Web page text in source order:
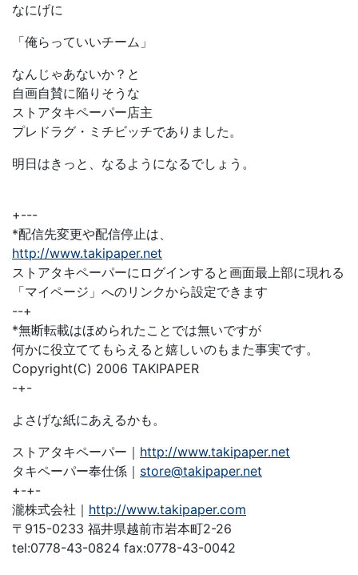
なにげに
「俺らっていいチーム」
なんじゃあないか？と
自画自賛に陥りそうな
ストアタキペーパー店主
プレドラグ・ミチビッチでありました。
明日はきっと、なるようになるでしょう。
+---
*配信先変更や配信停止は、
http://www.takipaper.net
ストアタキペーパーにログインすると画面最上部に現れる
「マイページ」へのリンクから設定できます
--+
*無断転載はほめられたことでは無いですが
何かに役立ててもらえると嬉しいのもまた事実です。
Copyright(C) 2006 TAKIPAPER
-+-
よさげな紙にあえるかも。
ストアタキペーパー｜ http://www.takipaper.net
タキペーパー奉仕係｜ store@takipaper.net
+-+-
瀧株式会社｜ http://www.takipaper.com
〒915-0233 福井県越前市岩本町2-26
tel:0778-43-0824 fax:0778-43-0042